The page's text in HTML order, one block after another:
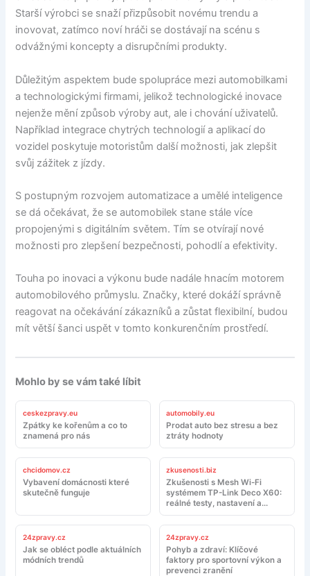
Starší výrobci se snaží přizpůsobit novému trendu a
inovovat, zatímco noví hráči se dostávají na scénu s
odvážnými koncepty a disrupčními produkty.
Důležitým aspektem bude spolupráce mezi automobilkami
a technologickými firmami, jelikož technologické inovace
nejenže mění způsob výroby aut, ale i chování uživatelů.
Například integrace chytrých technologií a aplikací do
vozidel poskytuje motoristům další možnosti, jak zlepšit
svůj zážitek z jízdy.
S postupným rozvojem automatizace a umělé inteligence
se dá očekávat, že se automobilek stane stále více
propojenými s digitálním světem. Tím se otvírají nové
možnosti pro zlepšení bezpečnosti, pohodlí a efektivity.
Touha po inovaci a výkonu bude nadále hnacím motorem
automobilového průmyslu. Značky, které dokáží správně
reagovat na očekávání zákazníků a zůstat flexibilní, budou
mít větší šanci uspět v tomto konkurenčním prostředí.
Mohlo by se vám také líbit
ceskezpravy.eu
Zpátky ke kořenům a co to
znamená pro nás
automobily.eu
Prodat auto bez stresu a bez
ztráty hodnoty
chcidomov.cz
Vybavení domácnosti které
skutečně funguje
zkusenosti.biz
Zkušenosti s Mesh Wi-Fi
systémem TP-Link Deco X60:
reálné testy, nastavení a
doporučení
24zpravy.cz
Jak se obléct podle aktuálních
módních trendů
24zpravy.cz
Pohyb a zdraví: Klíčové
faktory pro sportovní výkon a
prevenci zranění